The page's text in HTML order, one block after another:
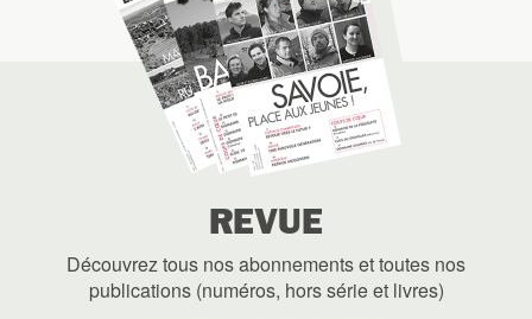
REVUE
Découvrez tous nos abonnements et toutes nos
publications (numéros, hors série et livres)